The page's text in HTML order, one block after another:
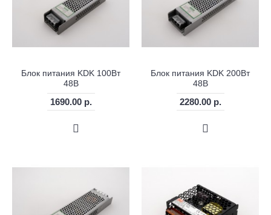
Блок питания KDK 100Вт
48В
1690.00 р.
Блок питания KDK 200Вт
48В
2280.00 р.